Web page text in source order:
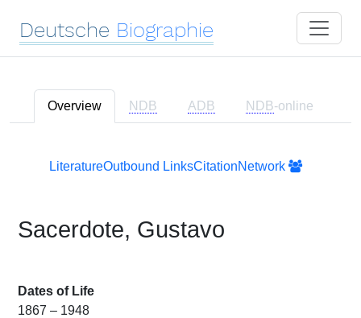
Deutsche Biographie
Overview NDB ADB NDB-online
LiteratureOutbound LinksCitationNetwork
Sacerdote, Gustavo
Dates of Life
1867 – 1948